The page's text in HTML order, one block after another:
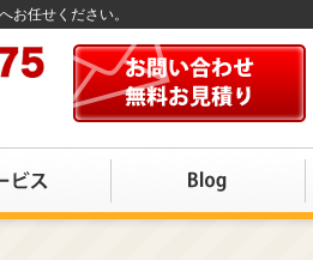
お任せください。